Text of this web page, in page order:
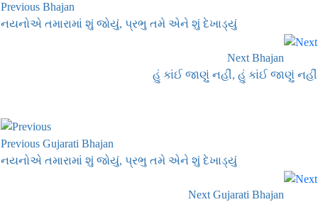
Previous Bhajan
નયનોએ તમારામાં શું જોયું, પ્રભુ તમે એને શું દેખાડ્યું
Next Bhajan
હું કાંઈ જાણું નહીં, હું કાંઈ જાણું નહીં
Previous Gujarati Bhajan
નયનોએ તમારામાં શું જોયું, પ્રભુ તમે એને શું દેખાડ્યું
Next Gujarati Bhajan